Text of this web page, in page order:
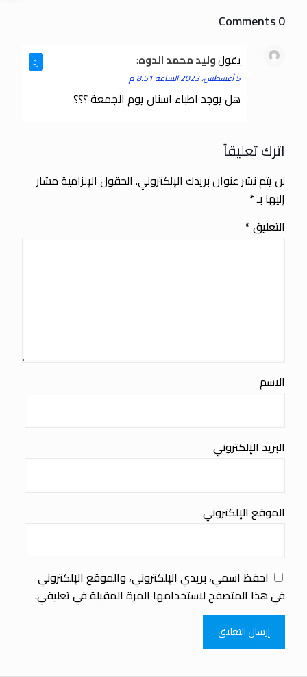
0 Comments
يقولوليد محمد الدوه:
5 أغسطس، 2023 الساعة 8:51 م
هل يوجد اطباء اسنان يوم الجمعة ؟؟؟
رد
اترك تعليقاً
لن يتم نشر عنوان بريدك الإلكتروني. الحقول الإلزامية مشار
إليها بـ*
التعليق*
الاسم
البريد الإلكتروني
الموقع الإلكتروني
احفظ اسمي، بريدي الإلكتروني، والموقع الإلكتروني
في هذا المتصفح لاستخدامها المرة المقبلة في تعليقي.